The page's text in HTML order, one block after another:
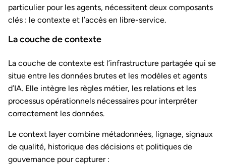
particulier pour les agents, nécessitent deux composants
clés : le contexte et l’accès en libre-service.
La couche de contexte
La couche de contexte est l’infrastructure partagée qui se
situe entre les données brutes et les modèles et agents
d’IA. Elle intègre les règles métier, les relations et les
processus opérationnels nécessaires pour interpréter
correctement les données.
Le context layer combine métadonnées, lignage, signaux
de qualité, historique des décisions et politiques de
gouvernance pour capturer :